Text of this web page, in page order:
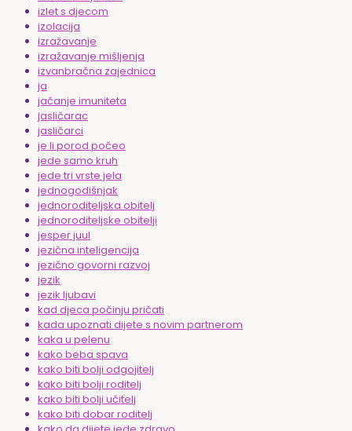
izlet s djecom
izolacija
izražavanje
izražavanje mišljenja
izvanbračna zajednica
ja
jačanje imuniteta
jasličarac
jasličarci
je li porod počeo
jede samo kruh
jede tri vrste jela
jednogodišnjak
jednoroditeljska obitelj
jednoroditeljske obitelji
jesper juul
jezična inteligencija
jezično govorni razvoj
jezik
jezik ljubavi
kad djeca počinju pričati
kada upoznati dijete s novim partnerom
kaka u pelenu
kako beba spava
kako biti bolji odgojitelj
kako biti bolji roditelj
kako biti bolji učitelj
kako biti dobar roditelj